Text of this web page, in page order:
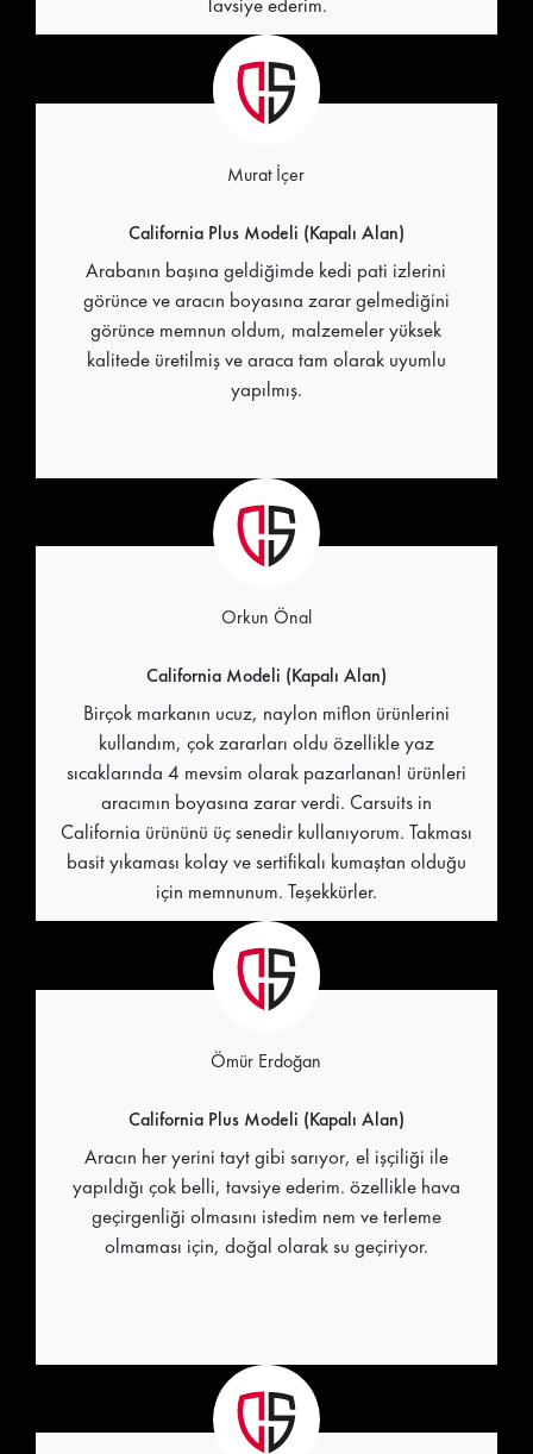
Murat İçer
California Plus Modeli (Kapalı Alan)
Arabanın başına geldiğimde kedi pati izlerini
görünce ve aracın boyasına zarar gelmediğini
görünce memnun oldum, malzemeler yüksek
kalitede üretilmiş ve araca tam olarak uyumlu
yapılmış.
Orkun Önal
California Modeli (Kapalı Alan)
Birçok markanın ucuz, naylon miflon ürünlerini
kullandım, çok zararları oldu özellikle yaz
sıcaklarında 4 mevsim olarak pazarlanan! ürünleri
aracımın boyasına zarar verdi. Carsuits in
California ürününü üç senedir kullanıyorum. Takması
basit yıkaması kolay ve sertifikalı kumaştan olduğu
için memnunum. Teşekkürler.
Ömür Erdoğan
California Plus Modeli (Kapalı Alan)
Aracın her yerini tayt gibi sarıyor, el işçiliği ile
yapıldığı çok belli, tavsiye ederim. özellikle hava
geçirgenliği olmasını istedim nem ve terleme
olmaması için, doğal olarak su geçiriyor.